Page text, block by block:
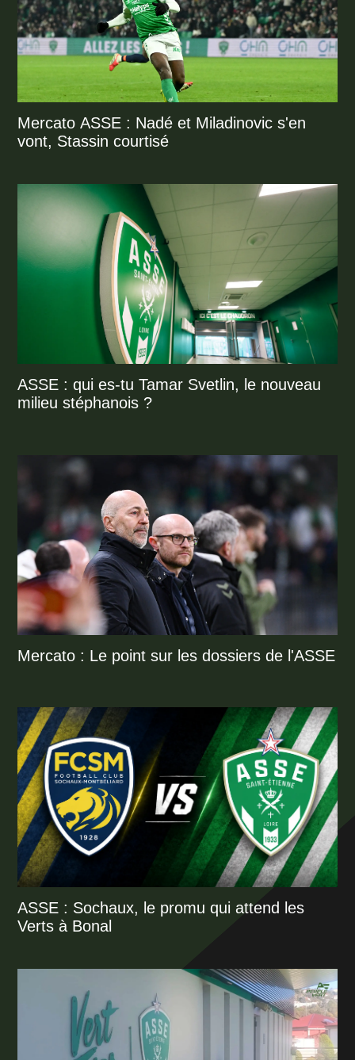
Mercato ASSE : Nadé et Miladinovic s'en
vont, Stassin courtisé
ASSE : qui es-tu Tamar Svetlin, le nouveau
milieu stéphanois ?
Mercato : Le point sur les dossiers de l'ASSE
ASSE : Sochaux, le promu qui attend les
Verts à Bonal